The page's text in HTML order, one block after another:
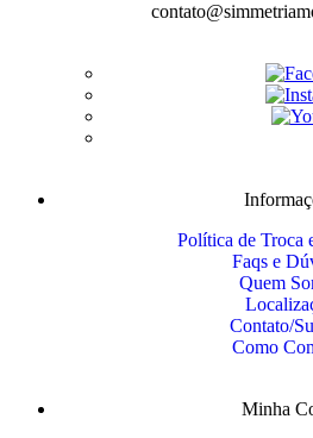
Política de Troca
Faqs e
Quem
Contato/
Como
Minha